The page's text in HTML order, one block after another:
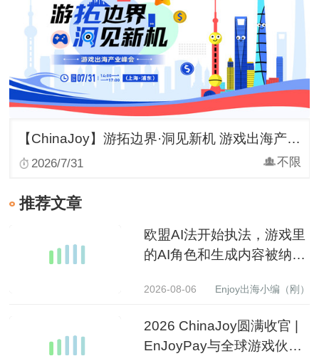
【ChinaJoy】游拓边界·洞见新机 游戏出海产业峰会
2026/7/31 不限
推荐文章
欧盟AI法开始执法，游戏里
的AI角色和生成内容被纳入
2026-08-06 Enjoy出海小编（刚）
2026 ChinaJoy圆满收官 |
EnJoyPay与全球游戏伙伴